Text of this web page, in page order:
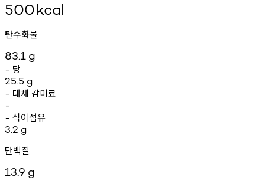
500kcal
탄수화물
83.1 g
- 당
25.5 g
- 대체 감미료
-
- 식이섬유
3.2 g
단백질
13.9 g